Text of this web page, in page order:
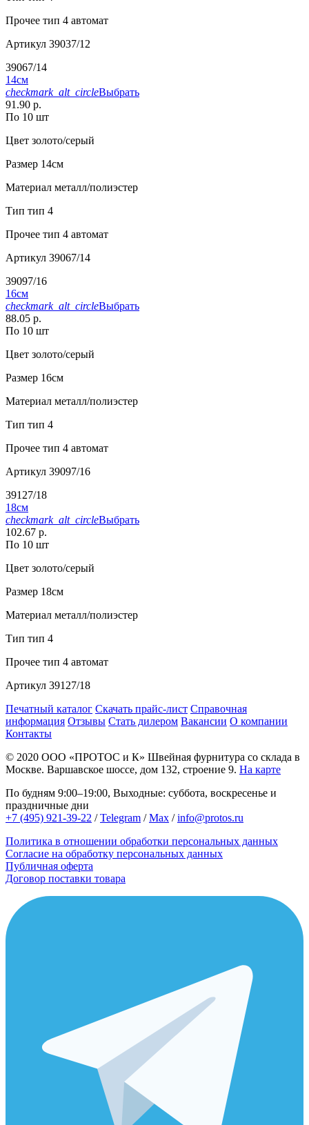
Прочее тип 4 автомат
Артикул 39037/12
39067/14
14см
checkmark_alt_circleВыбрать
91.90 р.
По 10 шт
Цвет золото/серый
Размер 14см
Материал металл/полиэстер
Тип тип 4
Прочее тип 4 автомат
Артикул 39067/14
39097/16
16см
checkmark_alt_circleВыбрать
88.05 р.
По 10 шт
Цвет золото/серый
Размер 16см
Материал металл/полиэстер
Тип тип 4
Прочее тип 4 автомат
Артикул 39097/16
39127/18
18см
checkmark_alt_circleВыбрать
102.67 р.
По 10 шт
Цвет золото/серый
Размер 18см
Материал металл/полиэстер
Тип тип 4
Прочее тип 4 автомат
Артикул 39127/18
Печатный каталог Скачать прайс-лист Справочная
информация Отзывы Стать дилером Вакансии О компании
Контакты
© 2020 ООО «ПРОТОС и К» Швейная фурнитура со склада в
Москве. Варшавское шоссе, дом 132, строение 9. На карте
По будням 9:00–19:00, Выходные: суббота, воскресенье и
праздничные дни
+7 (495) 921-39-22 /Telegram /Max /info@protos.ru
Политика в отношении обработки персональных данных
Согласие на обработку персональных данных
Публичная оферта
Договор поставки товара